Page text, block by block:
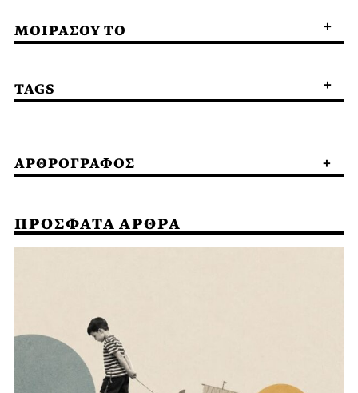
ΜΟΙΡΑΣΟΥ ΤΟ
TAGS
ΑΡΘΡΟΓΡΑΦΟΣ
ΠΡΟΣΦΑΤΑ ΑΡΘΡΑ